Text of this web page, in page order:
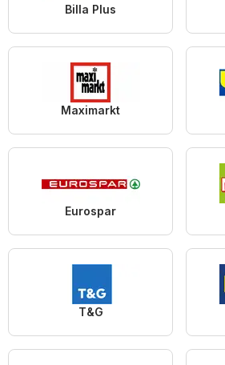
Billa Plus
Maximarkt
Eurospar
T&G